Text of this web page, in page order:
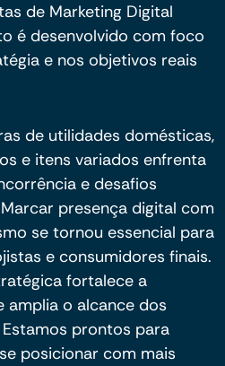
de Marketing Digital
é desenvolvido com foco
e nos objetivos reais
de utilidades domésticas,
e itens variados enfrenta
e desafios
presença digital com
se tornou essencial para
e consumidores finais.
fortalece a
amplia o alcance dos
prontos para
posicionar com mais